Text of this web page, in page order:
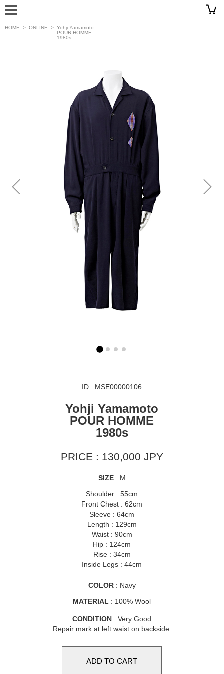
HOME > ONLINE > Yohji Yamamoto
POUR HOMME
1980s
ID : MSE00000106
Yohji Yamamoto
POUR HOMME
1980s
PRICE : 130,000 JPY
SIZE: M
Shoulder : 55cm
Front Chest : 62cm
Sleeve : 64cm
Length : 129cm
Waist : 90cm
Hip : 124cm
Rise : 34cm
Inside Legs : 44cm
COLOR: Navy
MATERIAL : 100% Wool
CONDITION : Very Good
Repair mark at left waist on backside.